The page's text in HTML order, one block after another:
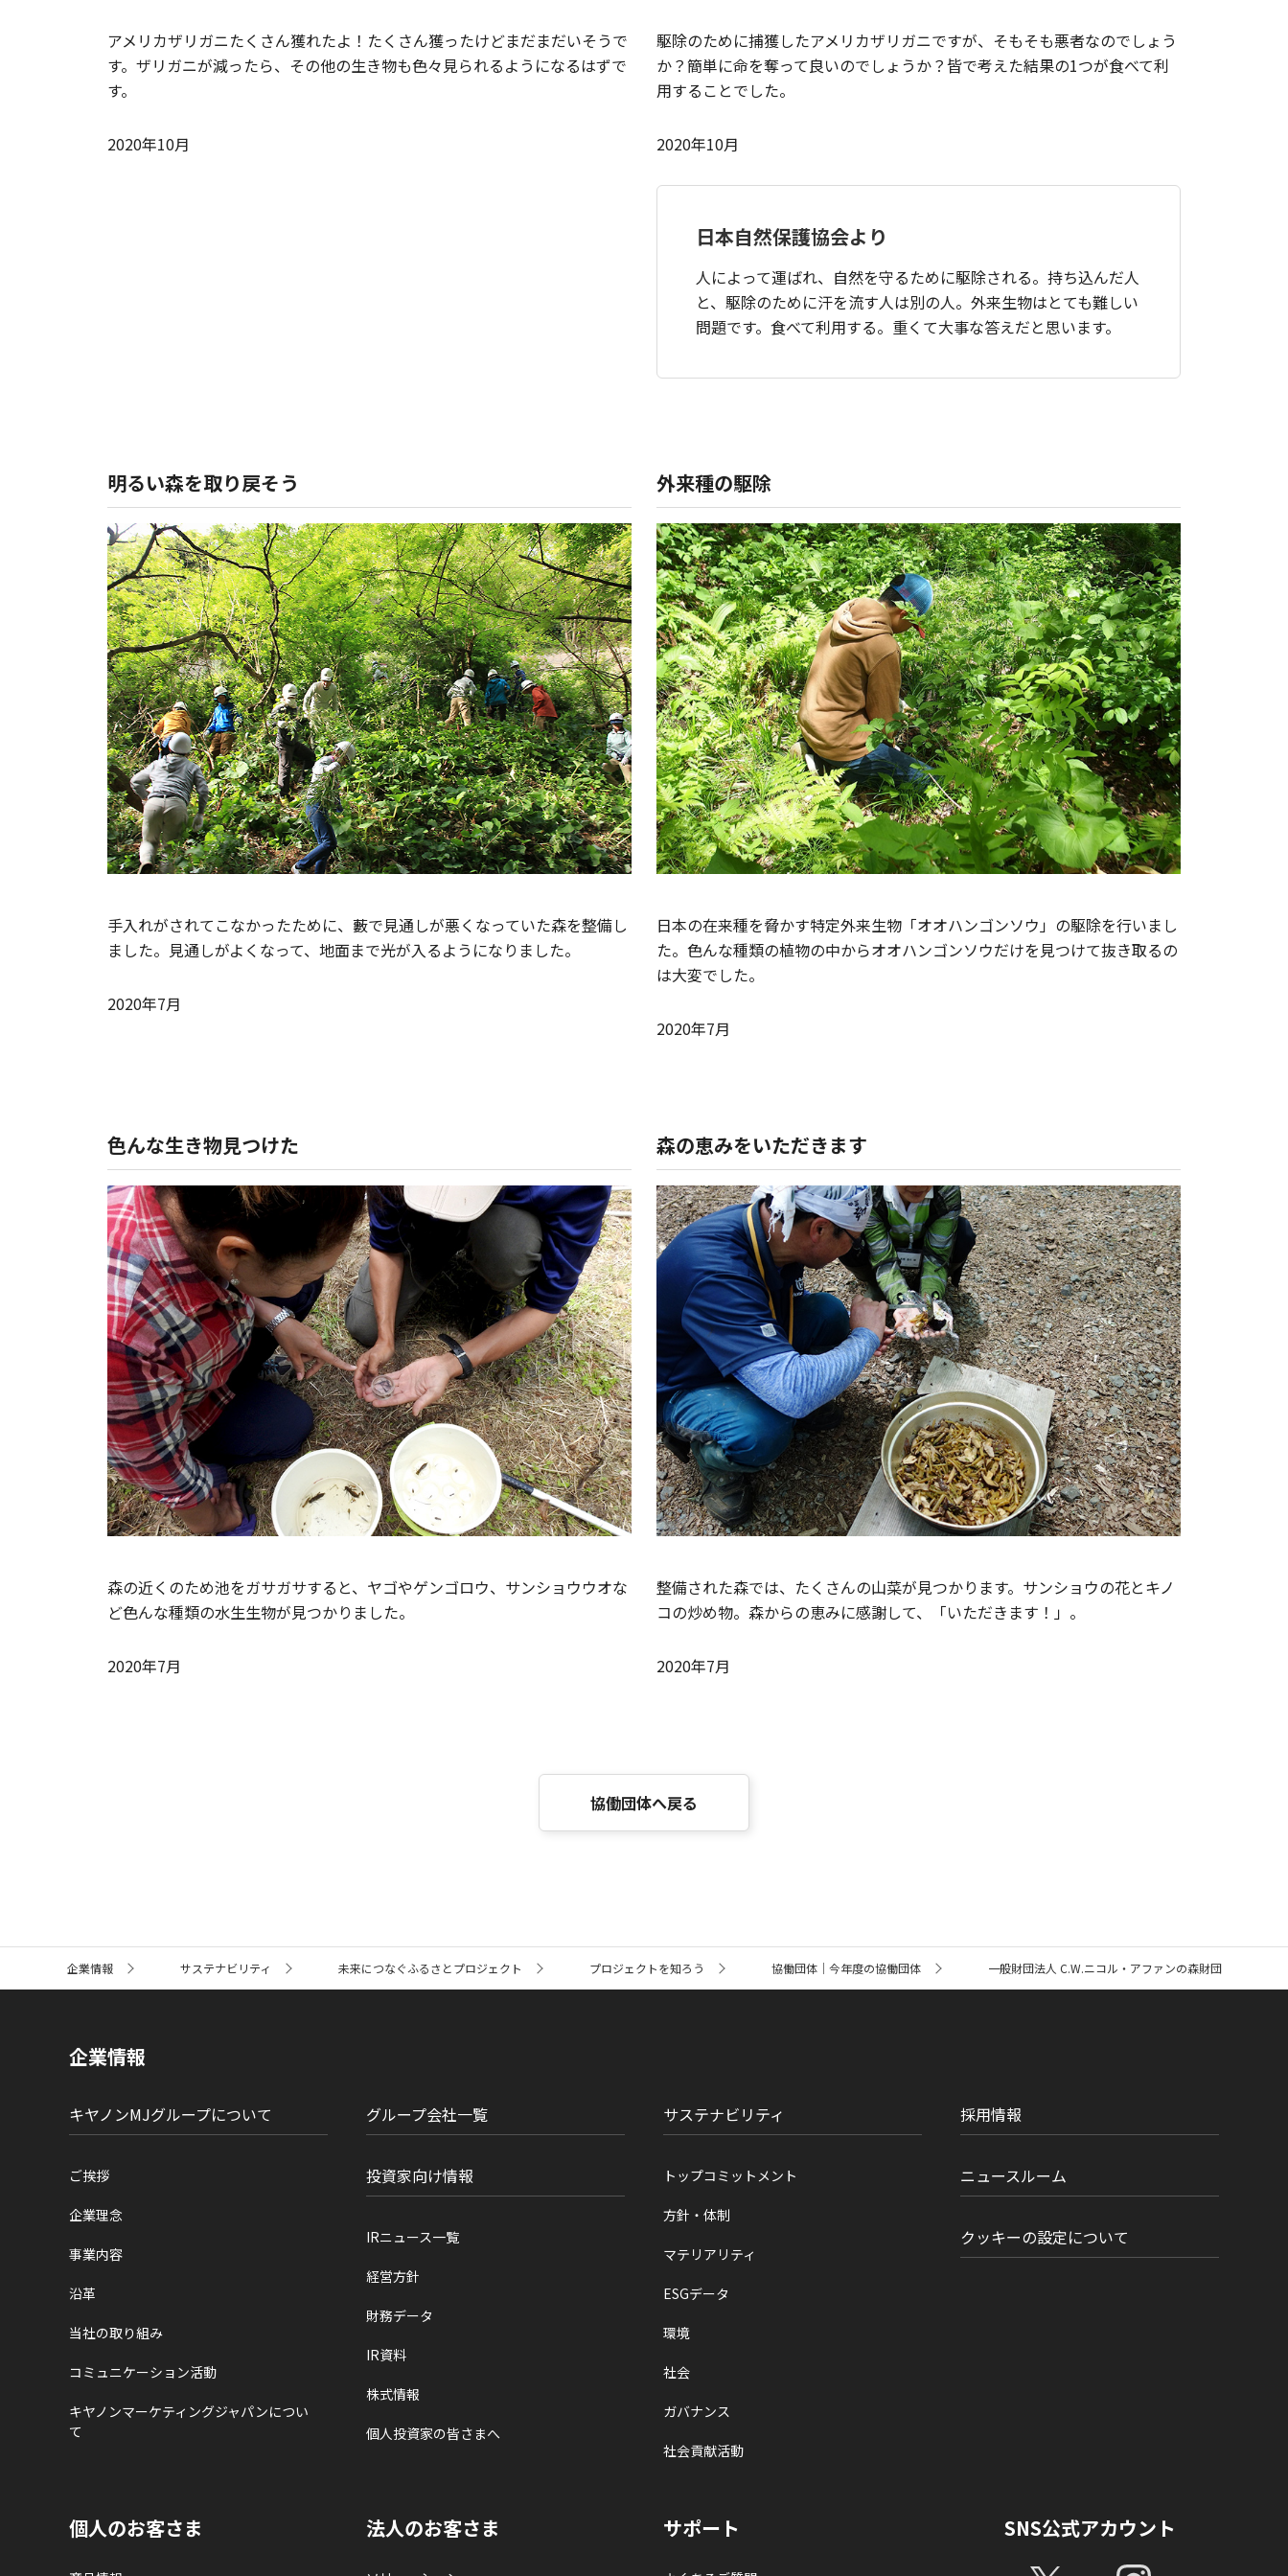
アメリカザリガニたくさん獲れたよ！たくさん獲ったけどまだまだいそうで
す。ザリガニが減ったら、その他の生き物も色々見られるようになるはずで
す。
2020年10月
駆除のために捕獲したアメリカザリガニですが、そもそも悪者なのでしょう
か？簡単に命を奪って良いのでしょうか？皆で考えた結果の1つが食べて利
用することでした。
2020年10月
日本自然保護協会より
人によって運ばれ、自然を守るために駆除される。持ち込んだ人
と、駆除のために汗を流す人は別の人。外来生物はとても難しい
問題です。食べて利用する。重くて大事な答えだと思います。
明るい森を取り戻そう
手入れがされてこなかったために、藪で見通しが悪くなっていた森を整備し
ました。見通しがよくなって、地面まで光が入るようになりました。
2020年7月
外来種の駆除
日本の在来種を脅かす特定外来生物「オオハンゴンソウ」の駆除を行いまし
た。色んな種類の植物の中からオオハンゴンソウだけを見つけて抜き取るの
は大変でした。
2020年7月
色んな生き物見つけた
森の近くのため池をガサガサすると、ヤゴやゲンゴロウ、サンショウウオな
ど色んな種類の水生生物が見つかりました。
2020年7月
森の恵みをいただきます
整備された森では、たくさんの山菜が見つかります。サンショウの花とキノ
コの炒め物。森からの恵みに感謝して、「いただきます！」。
2020年7月
協働団体へ戻る
ト
企業情報 サステナビリティ 未来につなぐふるさとプロジェクト プロジェクトを知ろう 協働団体｜今年度の協働団体 一般財団法人 C.W.ニコル・アファンの森財団
企業情報
キヤノンMJグループについて
ご挨拶
企業理念
事業内容
沿革
当社の取り組み
コミュニケーション活動
キヤノンマーケティングジャパンについ
て
グループ会社一覧
投資家向け情報
IRニュース一覧
経営方針
財務データ
IR資料
株式情報
個人投資家の皆さまへ
サステナビリティ
トップコミットメント
方針・体制
マテリアリティ
ESGデータ
環境
社会
ガバナンス
社会貢献活動
採用情報
ニュースルーム
クッキーの設定について
個人のお客さま 法人のお客さま サポート SNS公式アカウント